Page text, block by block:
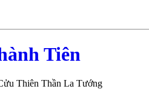
Tiên
Thiên Thần La Tướng